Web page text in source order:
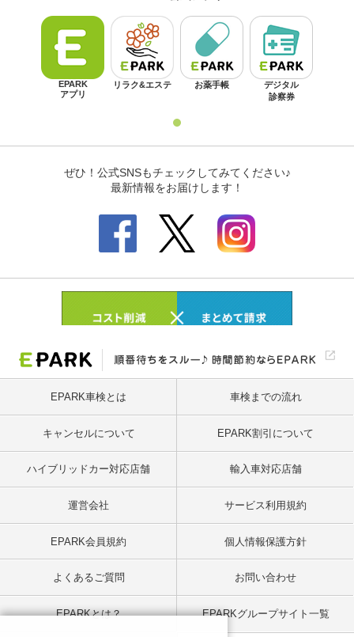
EPARK車検とは 車検までの流れ
キャンセルについて EPARK割引について
ハイブリッドカー対応店舗 輸入車対応店舗
運営会社 サービス利用規約
EPARK会員規約 個人情報保護方針
よくあるご質問 お問い合わせ
EPARKとは？ EPARKグループサイト一覧